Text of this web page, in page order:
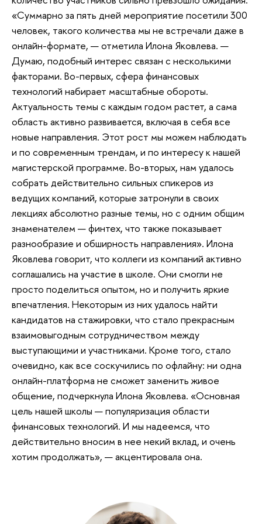
«Суммарно за пять дней мероприятие посетили 300
человек, такого количества мы не встречали даже в
онлайн-формате, — отметила Илона Яковлева. —
Думаю, подобный интерес связан с несколькими
факторами. Во-первых, сфера финансовых
технологий набирает масштабные обороты.
Актуальность темы с каждым годом растет, а сама
область активно развивается, включая в себя все
новые направления. Этот рост мы можем наблюдать
и по современным трендам, и по интересу к нашей
магистерской программе. Во-вторых, нам удалось
собрать действительно сильных спикеров из
ведущих компаний, которые затронули в своих
лекциях абсолютно разные темы, но с одним общим
знаменателем — финтех, что также показывает
разнообразие и обширность направления». Илона
Яковлева говорит, что коллеги из компаний активно
соглашались на участие в школе. Они смогли не
просто поделиться опытом, но и получить яркие
впечатления. Некоторым из них удалось найти
кандидатов на стажировки, что стало прекрасным
взаимовыгодным сотрудничеством между
выступающими и участниками. Кроме того, стало
очевидно, как все соскучились по офлайну: ни одна
онлайн-платформа не сможет заменить живое
общение, подчеркнула Илона Яковлева. «Основная
цель нашей школы — популяризация области
финансовых технологий. И мы надеемся, что
действительно вносим в нее некий вклад, и очень
хотим продолжать», — акцентировала она.